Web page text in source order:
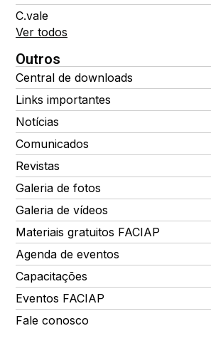
C.vale
Ver todos
Outros
Central de downloads
Links importantes
Notícias
Comunicados
Revistas
Galeria de fotos
Galeria de vídeos
Materiais gratuitos FACIAP
Agenda de eventos
Capacitações
Eventos FACIAP
Fale conosco